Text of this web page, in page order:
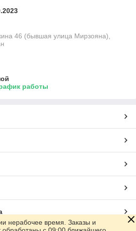
46 (бывшая улица Мирзояна),
работы
нерабочее время. Заказы и